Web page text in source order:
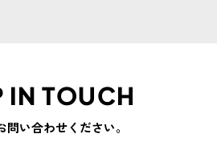
IN TOUCH
問い合わせください。